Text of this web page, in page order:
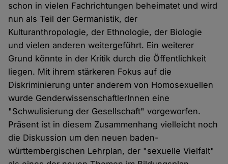
schon in vielen Fachrichtungen beheimatet und wird
nun als Teil der Germanistik, der
Kulturanthropologie, der Ethnologie, der Biologie
und vielen anderen weitergeführt. Ein weiterer
Grund könnte in der Kritik durch die Öffentlichkeit
liegen. Mit ihrem stärkeren Fokus auf die
Diskriminierung unter anderem von Homosexuellen
wurde GenderwissenschaftlerInnen eine
"Schwulisierung der Gesellschaft" vorgeworfen.
Präsent ist in diesem Zusammenhang vielleicht noch
die Diskussion um den neuen baden-
württembergischen Lehrplan, der "sexuelle Vielfalt"